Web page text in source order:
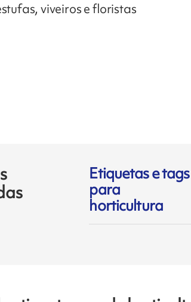
viveiros e floristas
Etiquetas e tags
para
horticultura